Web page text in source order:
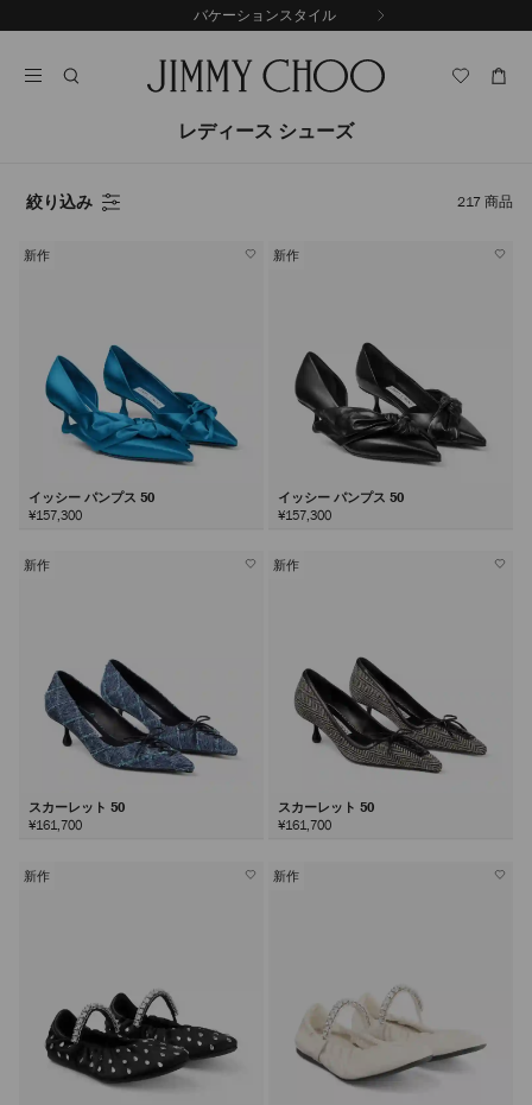
ン
ス
ラ
バケーションスタイル
レディース シューズ
絞り込み 217商品
新作
イッシー パンプス 50
¥157,300
新作
イッシー パンプス 50
¥157,300
新作
スカーレット 50
¥161,700
新作
スカーレット 50
¥161,700
新作 新作